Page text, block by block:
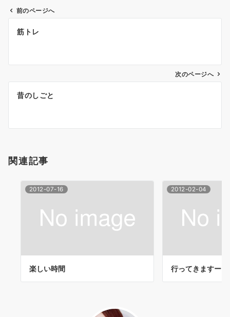
投
ゲ
シ
ン
前のページへ
筋トレ
次のページへ
昔のしごと
関連記事
2012-07-16
楽しい時間
2012-02-04
行ってきますー。